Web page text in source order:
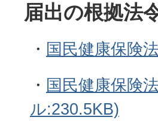
届出の根拠法
・ 国民健康保険
・ 国民健康保険
ル:230.5KB)